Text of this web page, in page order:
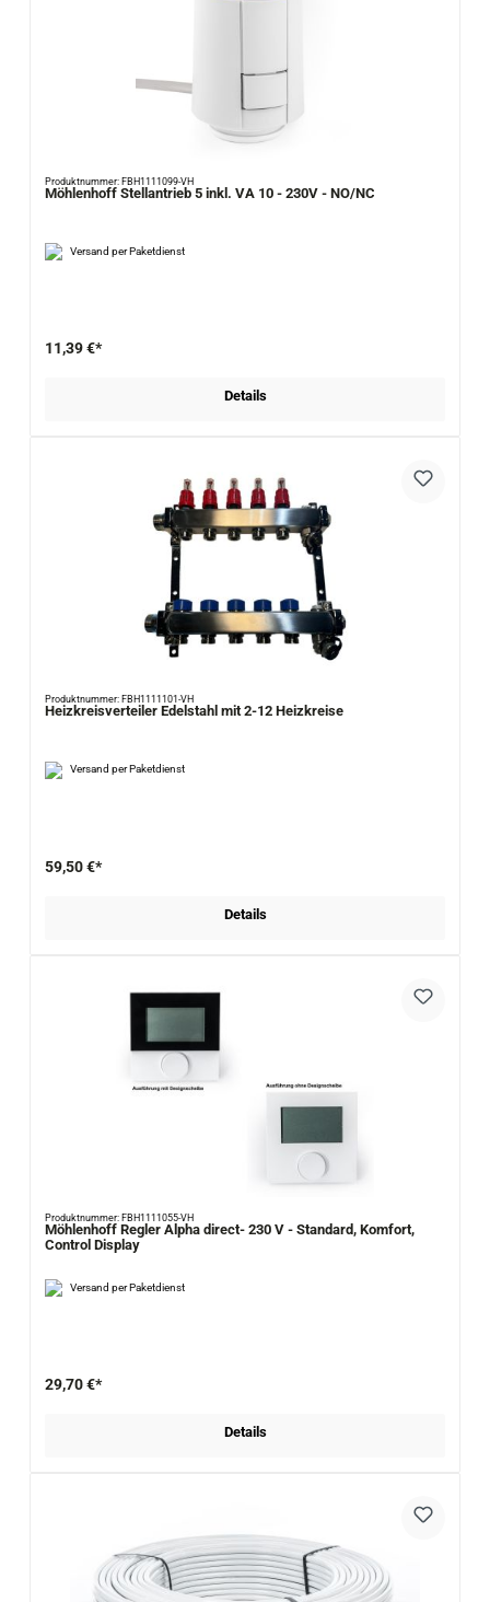
Produktnummer: FBH1111099-VH
Möhlenhoff Stellantrieb 5 inkl. VA 10 - 230V - NO/NC
Versand per Paketdienst
11,39 €*
Details
Produktnummer: FBH1111101-VH
Heizkreisverteiler Edelstahl mit 2-12 Heizkreise
Versand per Paketdienst
59,50 €*
Details
Produktnummer: FBH1111055-VH
Möhlenhoff Regler Alpha direct- 230 V - Standard, Komfort,
Control Display
Versand per Paketdienst
29,70 €*
Details